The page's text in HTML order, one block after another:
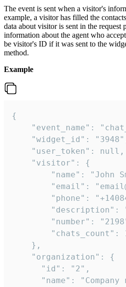
The event is sent when a visitor's
example, a visitor has filled the
data about visitor is sent in the request
information about the agent who
be visitor's ID if it was sent to the
method.
Example
{
"event_name":
"widget_id":
    "user_token": null,
    "visitor": {
"name": "John
"email":
"phone":
"description":
"number":
"chats_count":
    },
    "organization": {
      "id": "2",
"name": "Company